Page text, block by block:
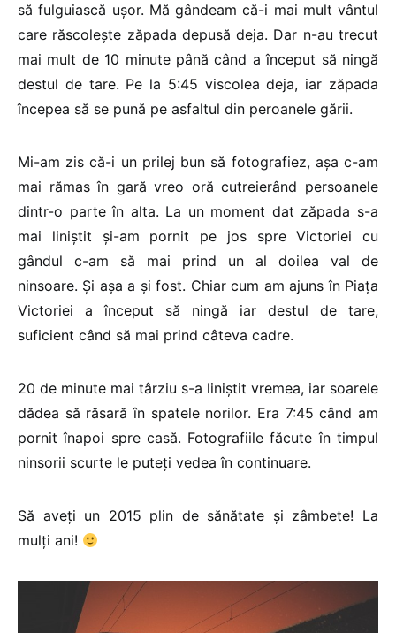
să fulguiască ușor. Mă gândeam că-i mai mult vântul
care răscolește zăpada depusă deja. Dar n-au trecut
mai mult de 10 minute până când a început să ningă
destul de tare. Pe la 5:45 viscolea deja, iar zăpada
începea să se pună pe asfaltul din peroanele gării.
Mi-am zis că-i un prilej bun să fotografiez, așa c-am
mai rămas în gară vreo oră cutreierând persoanele
dintr-o parte în alta. La un moment dat zăpada s-a
mai liniștit și-am pornit pe jos spre Victoriei cu
gândul c-am să mai prind un al doilea val de
ninsoare. Și așa a și fost. Chiar cum am ajuns în Piața
Victoriei a început să ningă iar destul de tare,
suficient când să mai prind câteva cadre.
20 de minute mai târziu s-a liniștit vremea, iar soarele
dădea să răsară în spatele norilor. Era 7:45 când am
pornit înapoi spre casă. Fotografiile făcute în timpul
ninsorii scurte le puteți vedea în continuare.
Să aveți un 2015 plin de sănătate și zâmbete! La
mulți ani!